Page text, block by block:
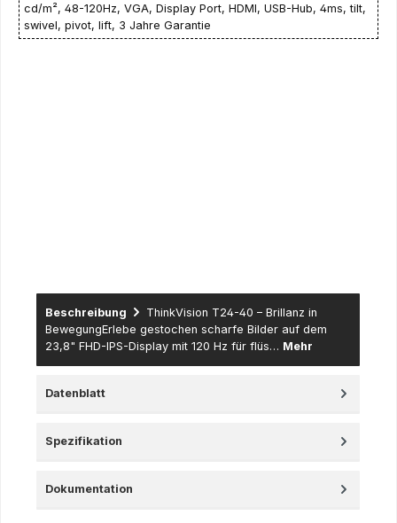
cd/m², 48-120Hz, VGA, Display Port, HDMI, USB-Hub, 4ms, tilt,
swivel, pivot, lift, 3 Jahre Garantie
Beschreibung
ThinkVision T24-40 – Brillanz in
BewegungErlebe gestochen scharfe Bilder auf dem
23,8" FHD-IPS-Display mit 120 Hz für flüs… Mehr
Datenblatt
Spezifikation
Dokumentation